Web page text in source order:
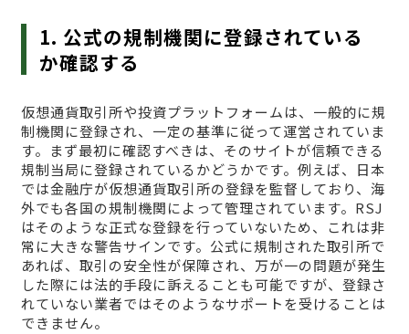
1. 公式の規制機関に登録されている
か確認する
仮想通貨取引所や投資プラットフォームは、一般的に規
制機関に登録され、一定の基準に従って運営されていま
す。まず最初に確認すべきは、そのサイトが信頼できる
規制当局に登録されているかどうかです。例えば、日本
では金融庁が仮想通貨取引所の登録を監督しており、海
外でも各国の規制機関によって管理されています。RSJ
はそのような正式な登録を行っていないため、これは非
常に大きな警告サインです。公式に規制された取引所で
あれば、取引の安全性が保障され、万が一の問題が発生
した際には法的手段に訴えることも可能ですが、登録さ
れていない業者ではそのようなサポートを受けることは
できません。